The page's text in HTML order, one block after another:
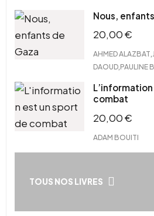
Nous,
20,00€
AHMED ALAZBAT
DAOUD PAULINE
combat
20,00€
ADAM BOUITI
TOUS NOS LIVRES